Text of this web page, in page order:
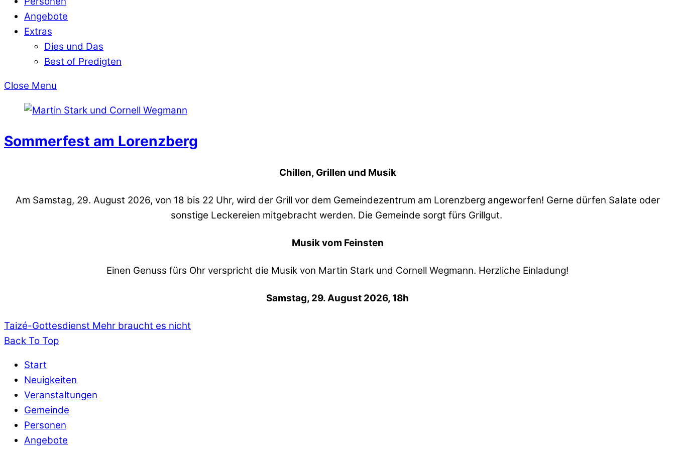
Angebote
Extras
Dies und Das
Best of Predigten
Close Menu
Sommerfest am Lorenzberg
Chillen, Grillen und Musik
Am Samstag, 29. August 2026, von 18 bis 22 Uhr, wird der Grill vor dem Gemeindezentrum am Lorenzberg angeworfen! Gerne dürfen Salate oder
sonstige Leckereien mitgebracht werden. Die Gemeinde sorgt fürs Grillgut.
Musik vom Feinsten
Einen Genuss fürs Ohr verspricht die Musik von Martin Stark und Cornell Wegmann. Herzliche Einladung!
Samstag, 29. August 2026, 18h
Taizé-Gottesdienst Mehr braucht es nicht
Back To Top
Start
Neuigkeiten
Veranstaltungen
Gemeinde
Personen
Angebote